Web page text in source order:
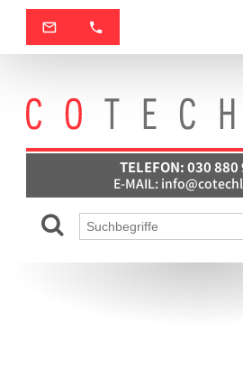
TELEFON: 030 880
E-MAIL: